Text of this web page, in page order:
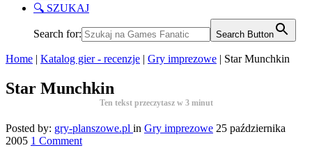
🔍 SZUKAJ
Search for: Search Button
Home | Katalog gier - recenzje | Gry imprezowe | Star Munchkin
Star Munchkin
Ten tekst przeczytasz w 3 minut
Posted by: gry-planszowe.pl in Gry imprezowe 25 października
2005 1 Comment